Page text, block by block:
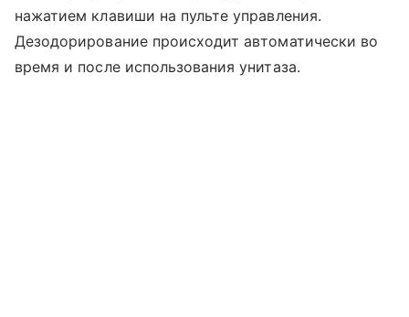
нажатием клавиши на пульте управления.
Дезодорирование происходит автоматически во
время и после использования унитаза.